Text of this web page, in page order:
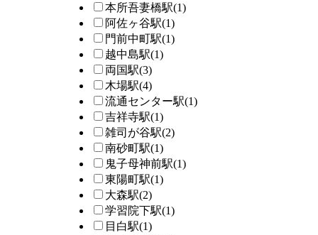
本所吾妻橋駅(1)
阿佐ヶ谷駅(1)
門前中町駅(1)
越中島駅(1)
両国駅(3)
木場駅(4)
流通センター駅(1)
吉祥寺駅(1)
雑司が谷駅(2)
南砂町駅(1)
鬼子母神前駅(1)
東陽町駅(1)
大森駅(2)
学習院下駅(1)
目白駅(1)